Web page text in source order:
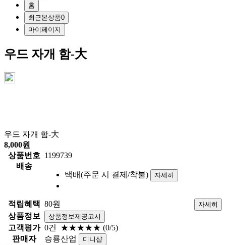
홈
최근본상품0
마이페이지
우드 자개 함-大
우드 자개 함-大
8,000원
상품번호 1199739
배송
택배(주문 시 결제/착불)
자세히
적립혜택 80원 자세히
상품정보 상품정보제공고시
고객평가 0건 ★★★★★ (0/5)
판매자
승룡산업 미니샵